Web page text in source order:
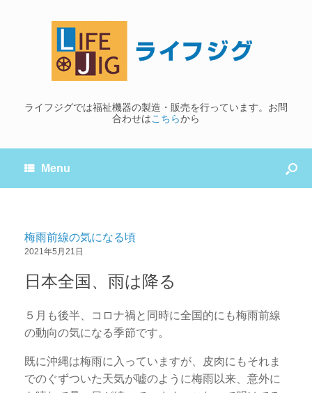
ライフジグでは福祉機器の製造・販売を行っています。お問
合わせはこちらから
Menu
梅雨前線の気になる頃
2021年5月21日
日本全国、雨は降る
５月も後半、コロナ禍と同時に全国的にも梅雨前線
の動向の気になる季節です。
既に沖縄は梅雨に入っていますが、皮肉にもそれま
でのぐずついた天気が嘘のように梅雨以来、意外に